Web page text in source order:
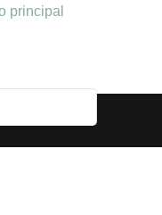
principal